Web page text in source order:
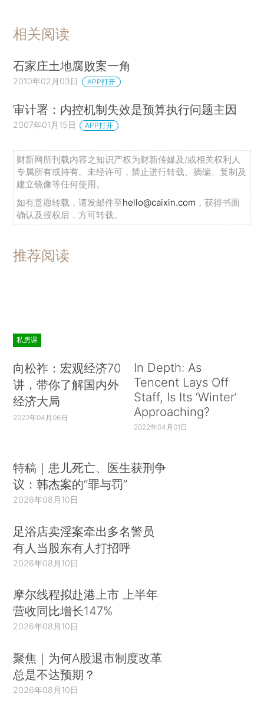
相关阅读
石家庄土地腐败案一角
2010年02月03日 APP打开
审计署：内控机制失效是预算执行问题主因
2007年01月15日 APP打开
财新网所刊载内容之知识产权为财新传媒及/或相关权利人
专属所有或持有。未经许可，禁止进行转载、摘编、复制及
建立镜像等任何使用。
如有意愿转载，请发邮件至hello@caixin.com ，获得书面
确认及授权后，方可转载。
推荐阅读
私房课
向松祚：宏观经济70
讲，带你了解国内外
经济大局
2022年04月06日
In Depth: As
Tencent Lays Off
Staff, Is Its ‘Winter’
Approaching?
2022年04月01日
特稿｜患儿死亡、医生获刑争
议：韩杰案的“罪与罚”
2026年08月10日
足浴店卖淫案牵出多名警员
有人当股东有人打招呼
2026年08月10日
摩尔线程拟赴港上市 上半年
营收同比增长147%
2026年08月10日
聚焦｜为何A股退市制度改革
总是不达预期？
2026年08月10日